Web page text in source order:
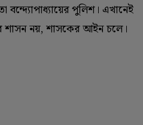
পুলিশ। এখানেই
শাসন নয়, শাসকের আইন চলে।